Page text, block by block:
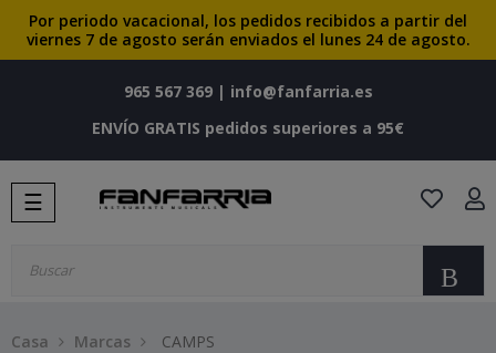
Por periodo vacacional, los pedidos recibidos a partir del
viernes 7 de agosto serán enviados el lunes 24 de agosto.
965 567 369| info@fanfarria.es
ENVÍO GRATIS pedidos superiores a 95€
Navegación
de
☰
Casa Marcas CAMPS